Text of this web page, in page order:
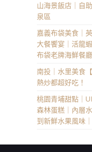
山海景飯店｜自
泉區
嘉義布袋美食｜
大餐饗宴｜活龍
布袋老牌海鮮餐
南投｜水里美食
熱炒都超好吃！
桃園青埔甜點｜
森林蛋糕｜內層
到新鮮水果風味